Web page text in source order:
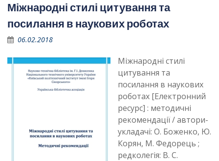
Міжнародні стилі цитування та
посилання в наукових роботах
06.02.2018
Міжнародні стилі
цитування та
посилання в наукових
роботах [Електронний
ресурс] : методичні
рекомендації / автори-
укладачі: О. Боженко, Ю.
Корян, М. Федорець ;
редколегія: В. С.